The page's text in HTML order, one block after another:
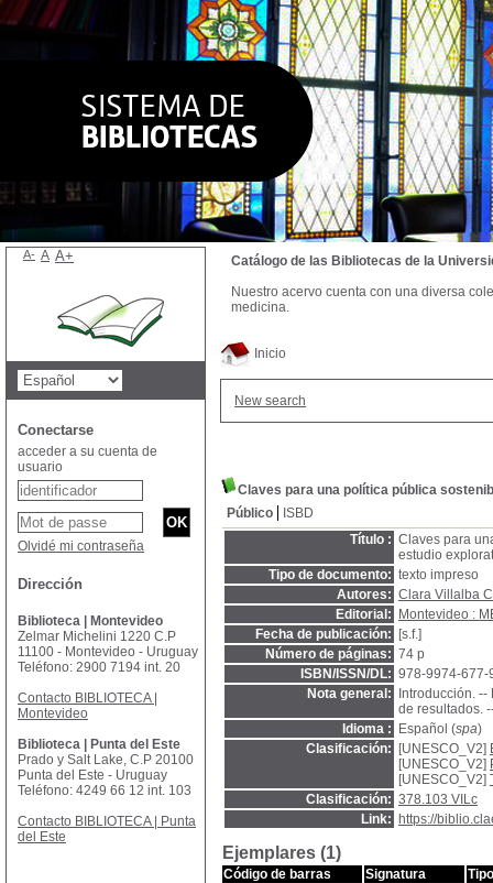
Inicio
New search
Claves para una política pública
Público
ISBD
Título : Claves para
estudio
Tipo de documento: texto impreso
Autores: Clara Villalba
Editorial:
Montevideo :
Fecha de publicación:
[s.f.]
Número de páginas: 74 p
ISBN/ISSN/DL: 978-9974-677-
Nota general:
Introducción.
de resultados.
Idioma :
Español (spa)
Clasificación:
[UNESCO_V2]
[UNESCO_V2]
[UNESCO_V2]
Clasificación: 378.103 VILc
Link:
https://
Ejemplares (1)
Código de barras Signatura
Catálogo de las Bibliotecas de la
Nuestro acervo cuenta con una diversa
medicina.
A- A A+
Conectarse
acceder a su cuenta de
usuario
Olvidé mi contraseña
Dirección
Biblioteca | Montevideo
Zelmar Michelini 1220 C.P
11100 - Montevideo - Uruguay
Teléfono: 2900 7194 int. 20
Contacto BIBLIOTECA |
Montevideo
Biblioteca | Punta del Este
Prado y Salt Lake, C.P 20100
Punta del Este - Uruguay
Teléfono: 4249 66 12 int. 103
Contacto BIBLIOTECA | Punta
del Este